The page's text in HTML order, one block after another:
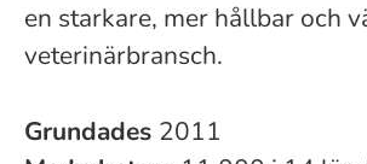
en starkare, mer hållbar och
veterinärbransch.
Grundades 2011